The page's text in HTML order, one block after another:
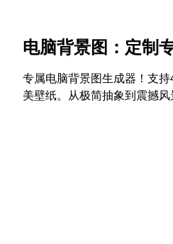
电脑背景图：定制
专属电脑背景图生成器！支
美壁纸。从极简抽象到震撼